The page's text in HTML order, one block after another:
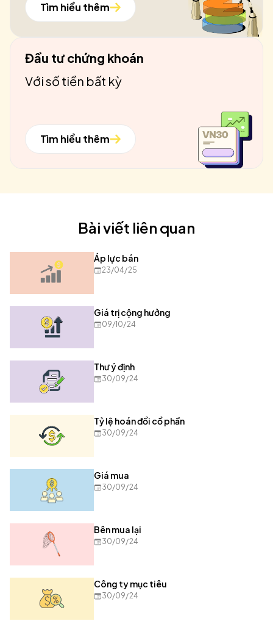
Tìm hiểu thêm
Đầu tư chứng khoán
Với số tiền bất kỳ
Tìm hiểu thêm
Bài viết liên quan
Áp lực bán
23/04/25
Giá trị cộng hưởng
09/10/24
Thư ý định
30/09/24
Tỷ lệ hoán đổi cổ phần
30/09/24
Giá mua
30/09/24
Bên mua lại
30/09/24
Công ty mục tiêu
30/09/24